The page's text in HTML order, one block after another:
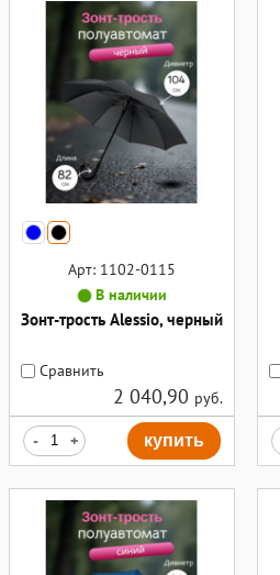
Арт: 1102-0115
В наличии
Зонт-трость Alessio, черный
Сравнить
2 040,90 руб.
- + купить